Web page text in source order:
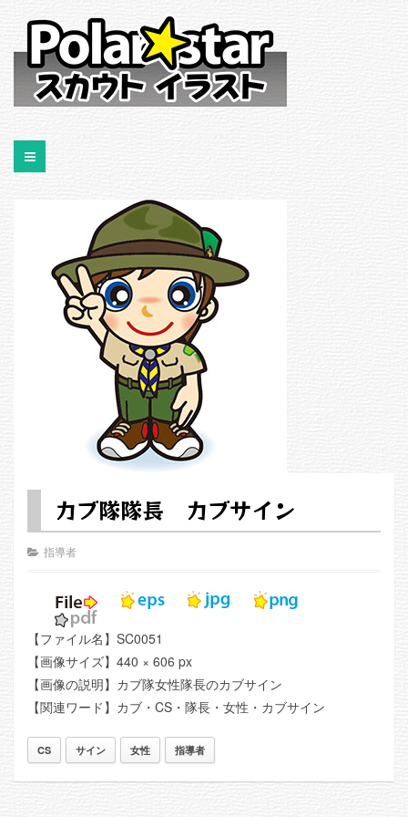
カブ隊隊長 カブサイン
指導者
【ファイル名】SC0051
【画像サイズ】440 × 606 px
【画像の説明】カブ隊女性隊長のカブサイン
【関連ワード】カブ・CS・隊長・女性・カブサイン
CS サイン 女性 指導者